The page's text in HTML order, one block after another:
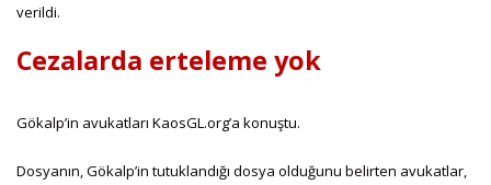
verildi.
Cezalarda erteleme yok
Gökalp’in avukatları KaosGL.org’a konuştu.
Dosyanın, Gökalp’in tutuklandığı dosya olduğunu belirten avukatlar,